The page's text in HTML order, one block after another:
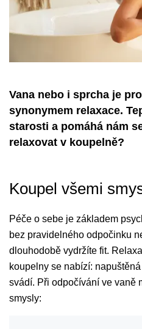
Vana nebo i sprcha je
synonymem relaxace.
starosti a pomáhá nám
relaxovat v koupelně?
Koupel všemi
Péče o sebe je základem
bez pravidelného odpočinku
dlouhodobě vydržíte fit.
koupelny se nabízí:
svádí. Při odpočívání ve vaně
smysly: